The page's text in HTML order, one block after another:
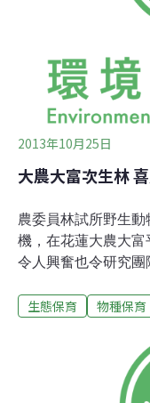
源，陳保基說，園
新埤鄉，屬於台灣糖
2013年10月25日
大農大富次生林
農委員林試所野生
機，在花蓮大農大富
令人興奮也令研究
棲地維護的重要性
山區為主，以濃密
少，分布非常零星
有保育類物種。麝
生態保育 物種保育